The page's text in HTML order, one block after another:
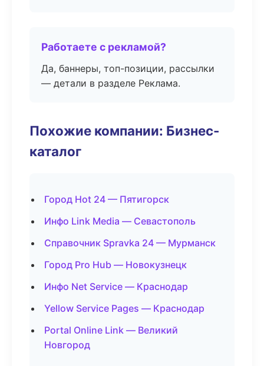
Работаете с рекламой?
Да, баннеры, топ-позиции, рассылки
— детали в разделе Реклама.
Похожие компании: Бизнес-
каталог
Город Hot 24 — Пятигорск
Инфо Link Media — Севастополь
Справочник Spravka 24 — Мурманск
Город Pro Hub — Новокузнецк
Инфо Net Service — Краснодар
Yellow Service Pages — Краснодар
Portal Online Link — Великий
Новгород